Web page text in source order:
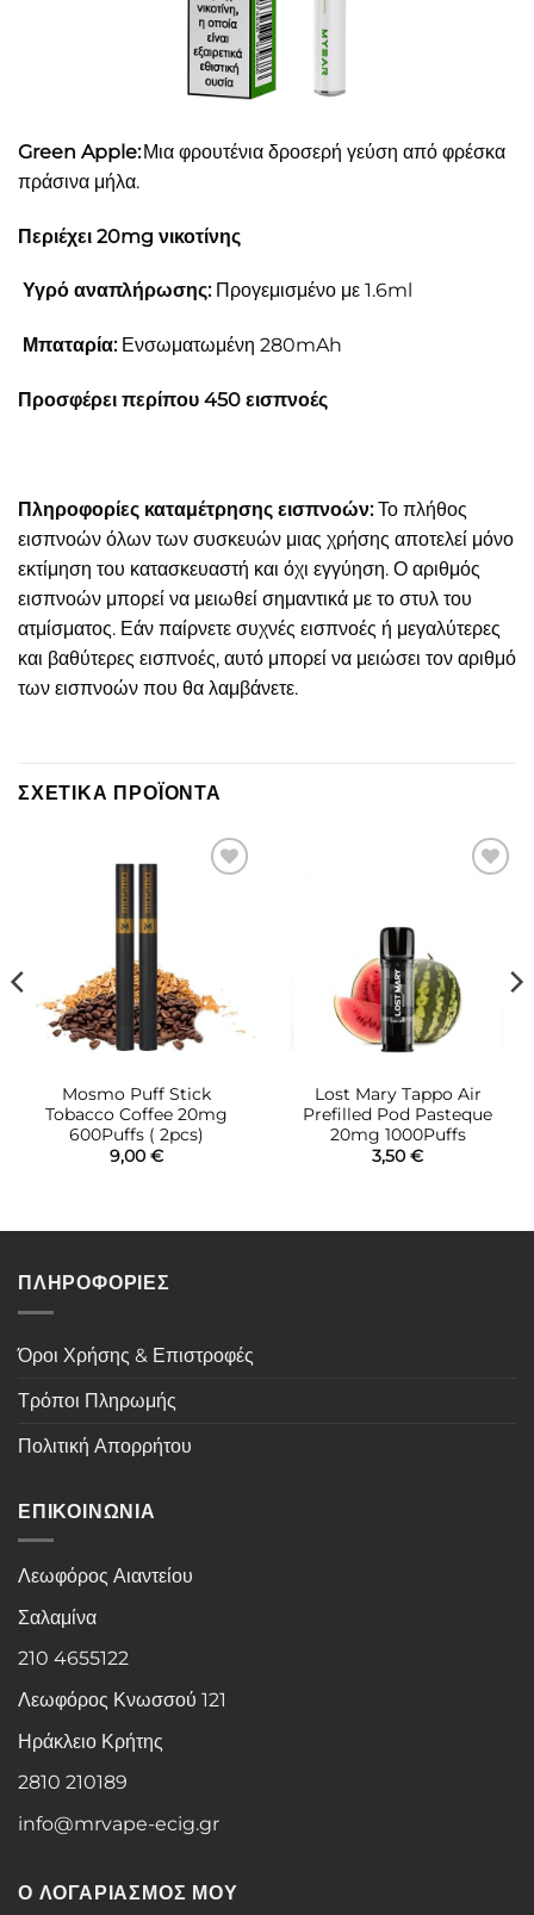
Green Apple:Μια φρουτένια δροσερή γεύση από φρέσκα
πράσινα μήλα.
Περιέχει 20mg νικοτίνης
Υγρό αναπλήρωσης: Προγεμισμένο με 1.6ml
Μπαταρία: Ενσωματωμένη 280mAh
Προσφέρει περίπου 450 εισπνοές
Πληροφορίες καταμέτρησης εισπνοών:Το πλήθος
εισπνοών όλων των συσκευών μιας χρήσης αποτελεί μόνο
εκτίμηση του κατασκευαστή και όχι εγγύηση. Ο αριθμός
εισπνοών μπορεί να μειωθεί σημαντικά με το στυλ του
ατμίσματος. Εάν παίρνετε συχνές εισπνοές ή μεγαλύτερες
και βαθύτερες εισπνοές, αυτό μπορεί να μειώσει τον αριθμό
των εισπνοών που θα λαμβάνετε.
ΣΧΕΤΙΚΆ ΠΡΟΪΌΝΤΑ
Mosmo Puff Stick
Tobacco Coffee 20mg
600Puffs ( 2pcs)
9,00 €
Lost Mary Tappo Air
Prefilled Pod Pasteque
20mg 1000Puffs
3,50 €
ΠΛΗΡΟΦΟΡΙΕΣ
Όροι Χρήσης & Επιστροφές
Τρόποι Πληρωμής
Πολιτική Απορρήτου
ΕΠΙΚΟΙΝΩΝΙΑ
Λεωφόρος Αιαντείου
Σαλαμίνα
210 4655122
Λεωφόρος Κνωσσού 121
Ηράκλειο Κρήτης
2810 210189
info@mrvape-ecig.gr
Ο ΛΟΓΑΡΙΑΣΜΟΣ ΜΟΥ